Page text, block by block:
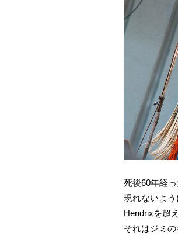
死後60年経
現れないよ
Hendrixを超
それはジミ